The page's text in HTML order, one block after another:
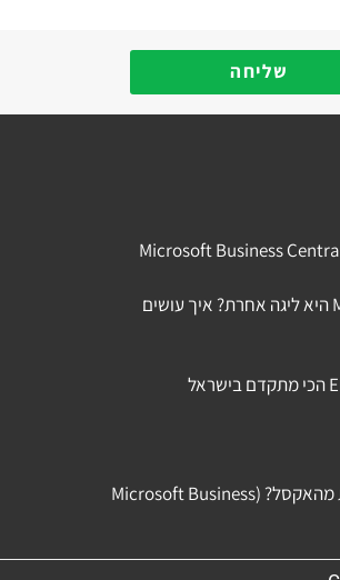
שליחה
למה Microsoft Business Central היא ליגה אחרת? איך עושים
איך לנהל את ה-ERP שלכם ישירות מהאקסל? (Microsoft Business